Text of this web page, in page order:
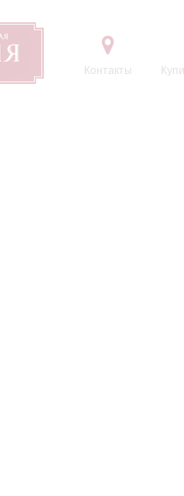
Контакты